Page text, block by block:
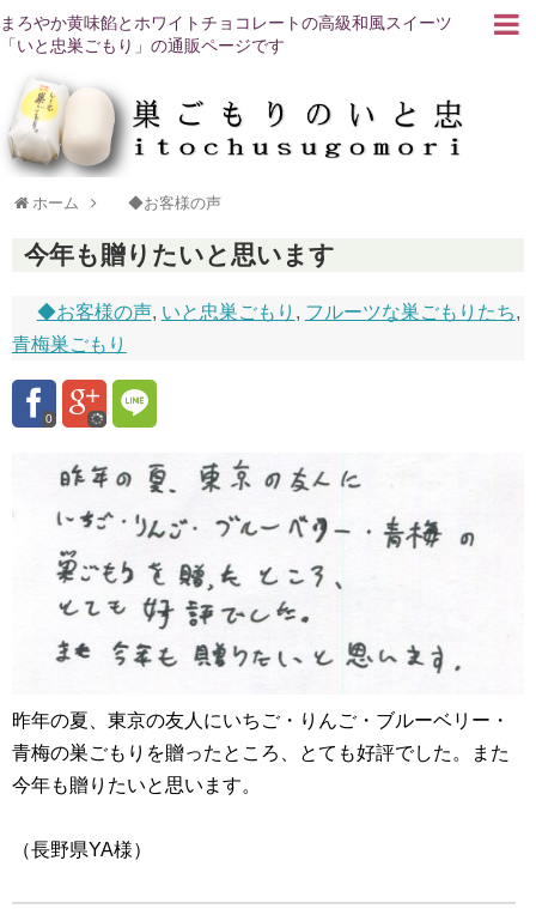
まろやか黄味餡とホワイトチョコレートの高級和風スイーツ
「いと忠巣ごもり」の通販ページです
ホーム ◆お客様の声
今年も贈りたいと思います
◆お客様の声, いと忠巣ごもり , フルーツな巣ごもりたち,
青梅巣ごもり
0
昨年の夏、東京の友人にいちご・りんご・ブルーベリー・
青梅の巣ごもりを贈ったところ、とても好評でした。また
今年も贈りたいと思います。
（長野県YA様）